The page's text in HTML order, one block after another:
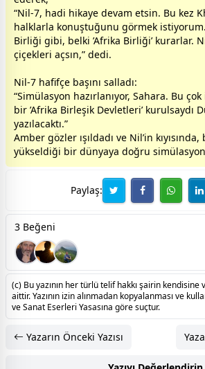
“Nil-7, hadi hikaye devam etsin. Bu kez
halklarla konuştuğunu görmek istiyorum.
Birliği gibi, belki ’Afrika Birliği’ kurarlar.
çiçekleri açsın,” dedi.
Nil-7 hafifçe başını salladı:
“Simülasyon hazırlanıyor, Sahara. Bu
bir ’Afrika Birleşik Devletleri’ kurulsaydı
yazılacaktı.”
Amber gözler ışıldadı ve Nil’in kıyısında,
yükseldiği bir dünyaya doğru simülasyon
Paylaş:
3 Beğeni
(c) Bu yazının her türlü telif hakkı şairin
aittir. Yazının izin alınmadan kopyalanması ve
ve Sanat Eserleri Yasasına göre suçtur.
Yazarın Önceki Yazısı